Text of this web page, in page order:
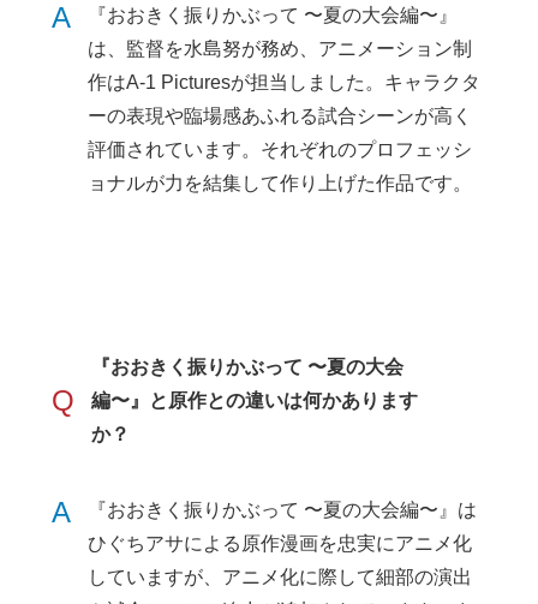
A
『おおきく振りかぶって 〜夏の大会編〜』
は、監督を水島努が務め、アニメーション制
作はA-1 Picturesが担当しました。キャラクタ
ーの表現や臨場感あふれる試合シーンが高く
評価されています。それぞれのプロフェッシ
ョナルが力を結集して作り上げた作品です。
Q
『おおきく振りかぶって 〜夏の大会
編〜』と原作との違いは何かあります
か？
A
『おおきく振りかぶって 〜夏の大会編〜』は
ひぐちアサによる原作漫画を忠実にアニメ化
していますが、アニメ化に際して細部の演出